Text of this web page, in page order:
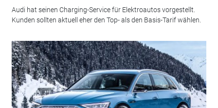
Audi hat seinen Charging-Service für Elektroautos vorgestellt.
Kunden sollten aktuell eher den Top- als den Basis-Tarif wählen.